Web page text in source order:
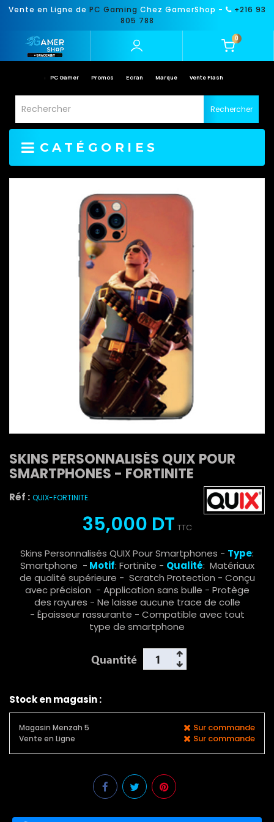
Vente en Ligne de PC Gaming Chez GamerShop -
+216 93
805 788
0
PC Gamer Promos Ecran Marque Vente Flash
Rechercher
CATÉGORIES
SKINS PERSONNALISÉS QUIX POUR
SMARTPHONES - FORTINITE
Réf : QUIX-FORTINITE.
35,000 DT TTC
Skins Personnalisés QUIX Pour Smartphones - Type:
Smartphone - Motif: Fortinite - Qualité: Matériaux
de qualité supérieure - Scratch Protection - Conçu
avec précision - Application sans bulle - Protège
des rayures - Ne laisse aucune trace de colle
- Épaisseur rassurante - Compatible avec tout
type de smartphone
Quantité
Stock en magasin :
Magasin Menzah 5 Sur commande
Vente en Ligne Sur commande